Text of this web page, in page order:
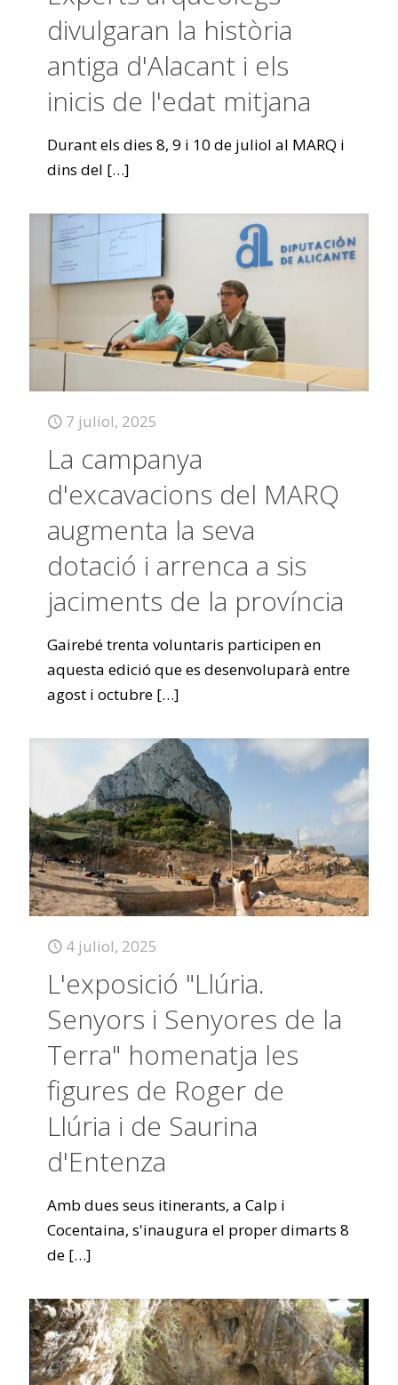
divulgaran la història
antiga d'Alacant i els
inicis de l'edat mitjana
Durant els dies 8, 9 i 10 de juliol al MARQ i
dins del […]
7 juliol, 2025
La campanya
d'excavacions del MARQ
augmenta la seva
dotació i arrenca a sis
jaciments de la província
Gairebé trenta voluntaris participen en
aquesta edició que es desenvoluparà entre
agost i octubre […]
4 juliol, 2025
L'exposició "Llúria.
Senyors i Senyores de la
Terra" homenatja les
figures de Roger de
Llúria i de Saurina
d'Entenza
Amb dues seus itinerants, a Calp i
Cocentaina, s'inaugura el proper dimarts 8
de […]